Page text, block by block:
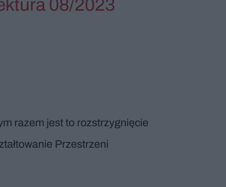
08/2023
razem jest to rozstrzygnięcie
Przestrzeni